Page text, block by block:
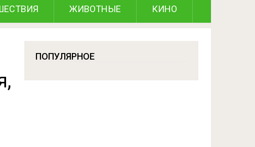
ЖИВОТНЫЕ КИНО
ПОПУЛЯРНОЕ